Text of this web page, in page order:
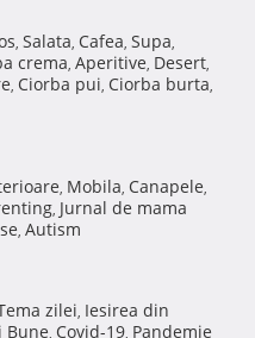
, Salata, Cafea, Supa,
crema, Aperitive, Desert,
, Ciorba pui, Ciorba burta,
, Mobila, Canapele,
, Jurnal de mama
, Autism
zilei, Iesirea din
Bune, Covid-19, Pandemie